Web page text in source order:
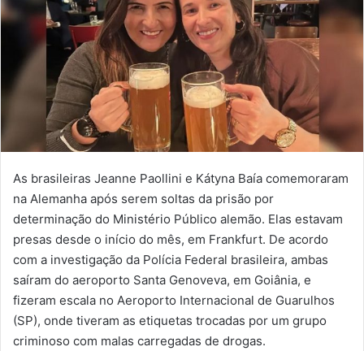
As brasileiras Jeanne Paollini e Kátyna Baía comemoraram
na Alemanha após serem soltas da prisão por
determinação do Ministério Público alemão. Elas estavam
presas desde o início do mês, em Frankfurt. De acordo
com a investigação da Polícia Federal brasileira, ambas
saíram do aeroporto Santa Genoveva, em Goiânia, e
fizeram escala no Aeroporto Internacional de Guarulhos
(SP), onde tiveram as etiquetas trocadas por um grupo
criminoso com malas carregadas de drogas.